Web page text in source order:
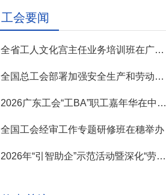
工会要闻
全省工人文化宫主任业务培训班在广州开班
全国总工会部署加强安全生产和劳动保护工作
2026广东工会“工BA”职工嘉年华在中山举行
全国工会经审工作专题研修班在穗举办
2026年“引智助企”示范活动暨深化“劳模工匠进万企”专项行动启动